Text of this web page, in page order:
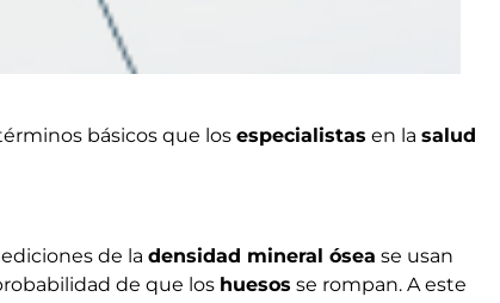
básicos que los especialistas en la salud
de la densidad mineral ósea se usan
de que los huesos se rompan. A este